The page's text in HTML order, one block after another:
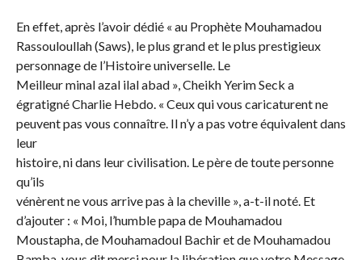
En effet, après l’avoir dédié « au Prophète Mouhamadou
Rassouloullah (Saws), le plus grand et le plus prestigieux
personnage de l’Histoire universelle. Le
Meilleur minal azal ilal abad », Cheikh Yerim Seck a
égratigné Charlie Hebdo. « Ceux qui vous caricaturent ne
peuvent pas vous connaître. Il n’y a pas votre équivalent dans
leur
histoire, ni dans leur civilisation. Le père de toute personne
qu’ils
vénèrent ne vous arrive pas à la cheville », a-t-il noté. Et
d’ajouter : « Moi, l’humble papa de Mouhamadou
Moustapha, de Mouhamadoul Bachir et de Mouhamadou